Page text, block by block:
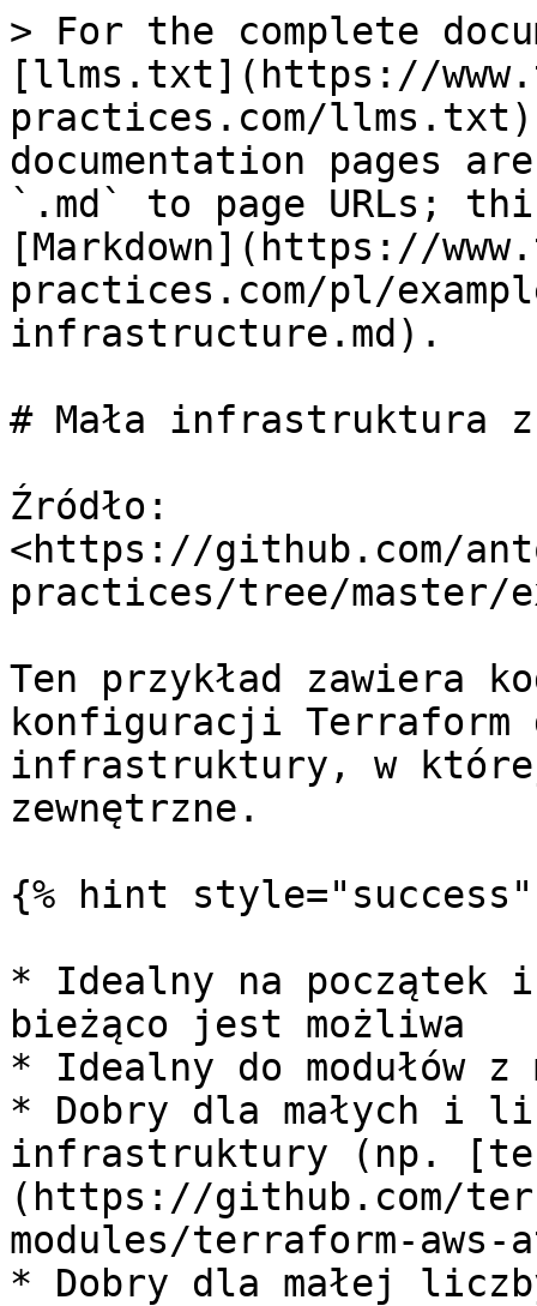
> For the complete
[llms.txt](https://
practices.com/
documentation pages
`.md` to page URLs;
[Markdown](https://
practices.com/pl/
infrastructure.md).
# Mała infrastruktura
Źródło:
<https://github.com/
practices/tree/master/
Ten przykład zawiera
konfiguracji Terraform
infrastruktury, w
zewnętrzne.
{% hint style="success"
* Idealny na początek
bieżąco jest możliwa
* Idealny do modułów z
* Dobry dla małych i
infrastruktury (np.
(https://github.com/
modules/terraform-
* Dobry dla małej